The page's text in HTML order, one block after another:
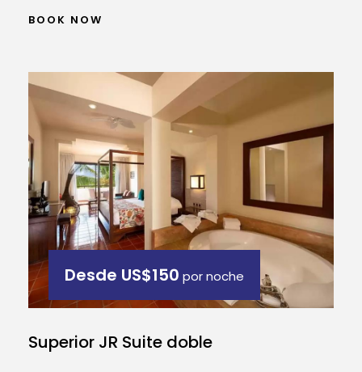
BOOK NOW
Desde US$150 por noche
Superior JR Suite doble